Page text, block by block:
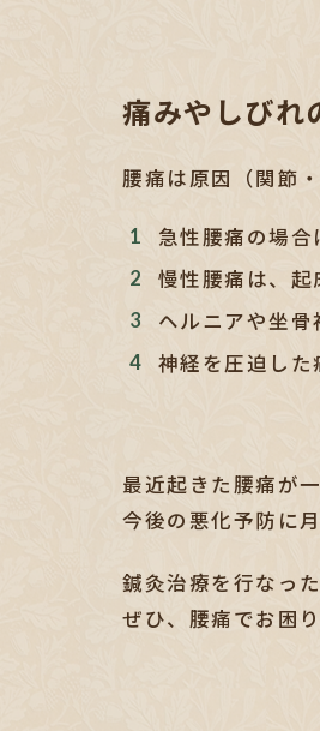
痛みやしびれ
腰痛は原因（関節
急性腰痛の場合
慢性腰痛は、起
ヘルニアや坐骨
神経を圧迫した
最近起きた腰痛が
今後の悪化予防に
鍼灸治療を行なっ
ぜひ、腰痛でお困